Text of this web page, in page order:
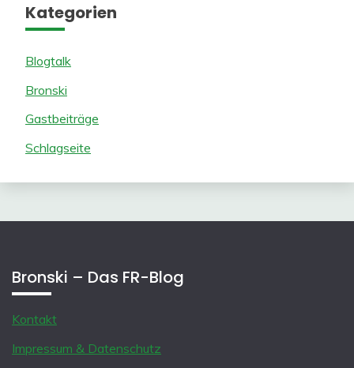
Kategorien
Blogtalk
Bronski
Gastbeiträge
Schlagseite
Bronski – Das FR-Blog
Kontakt
Impressum & Datenschutz